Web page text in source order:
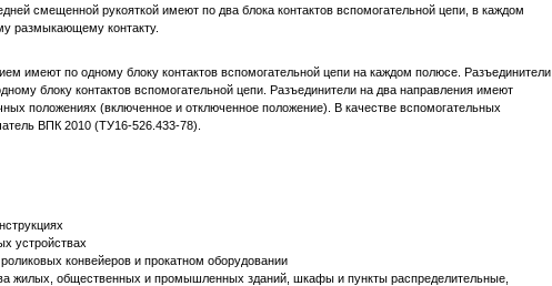
смещенной рукояткой имеют по два блока контактов вспомогательной цепи, в каждом
размыкающему контакту.
имеют по одному блоку контактов вспомогательной цепи на каждом полюсе. Разъединители
блоку контактов вспомогательной цепи. Разъединители на два направления имеют
положениях (включенное и отключенное положение). В качестве вспомогательных
ВПК 2010 (ТУ16-526.433-78).
устройствах
конвейеров и прокатном оборудовании
жилых, общественных и промышленных зданий, шкафы и пункты распределительные,